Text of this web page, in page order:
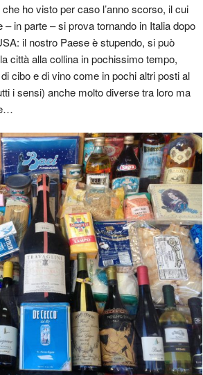
ho visto per caso l’anno scorso, il cui
in parte – si prova tornando in Italia dopo
il nostro Paese è stupendo, si può
città alla collina in pochissimo tempo,
cibo e di vino come in pochi altri posti al
i sensi) anche molto diverse tra loro ma